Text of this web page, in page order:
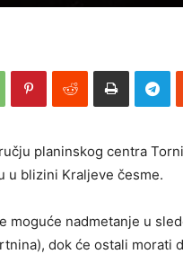
planinskog centra
u blizini Kraljeve česme.
moguće nadmetanje u
dok će ostali morati